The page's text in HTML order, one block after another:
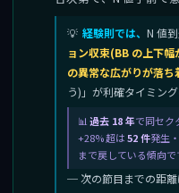
経験則では、 N 値
ョン収束(BB の上下
の異常な広がりが落ち
う)」が利確タイミン
過去 18 年で同セク
+28% 超は52 件発生
まで戻している傾向で
─ 次の節目までの距離